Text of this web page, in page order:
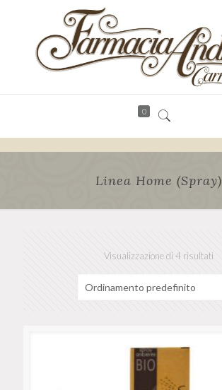
0
Linea Home (Spray)
Visualizzazione di 4 risultati